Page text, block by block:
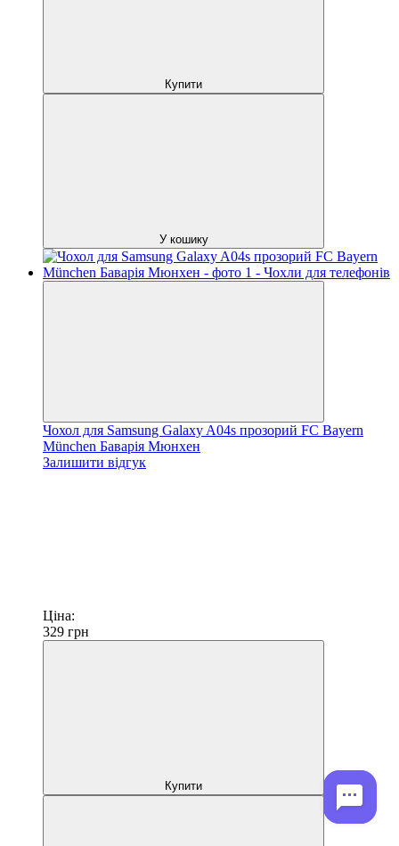
Купити
У кошику
Чохол для Samsung Galaxy A04s прозорий FC Bayern
München Баварія Мюнхен
Залишити відгук
Ціна:
329 грн
Купити